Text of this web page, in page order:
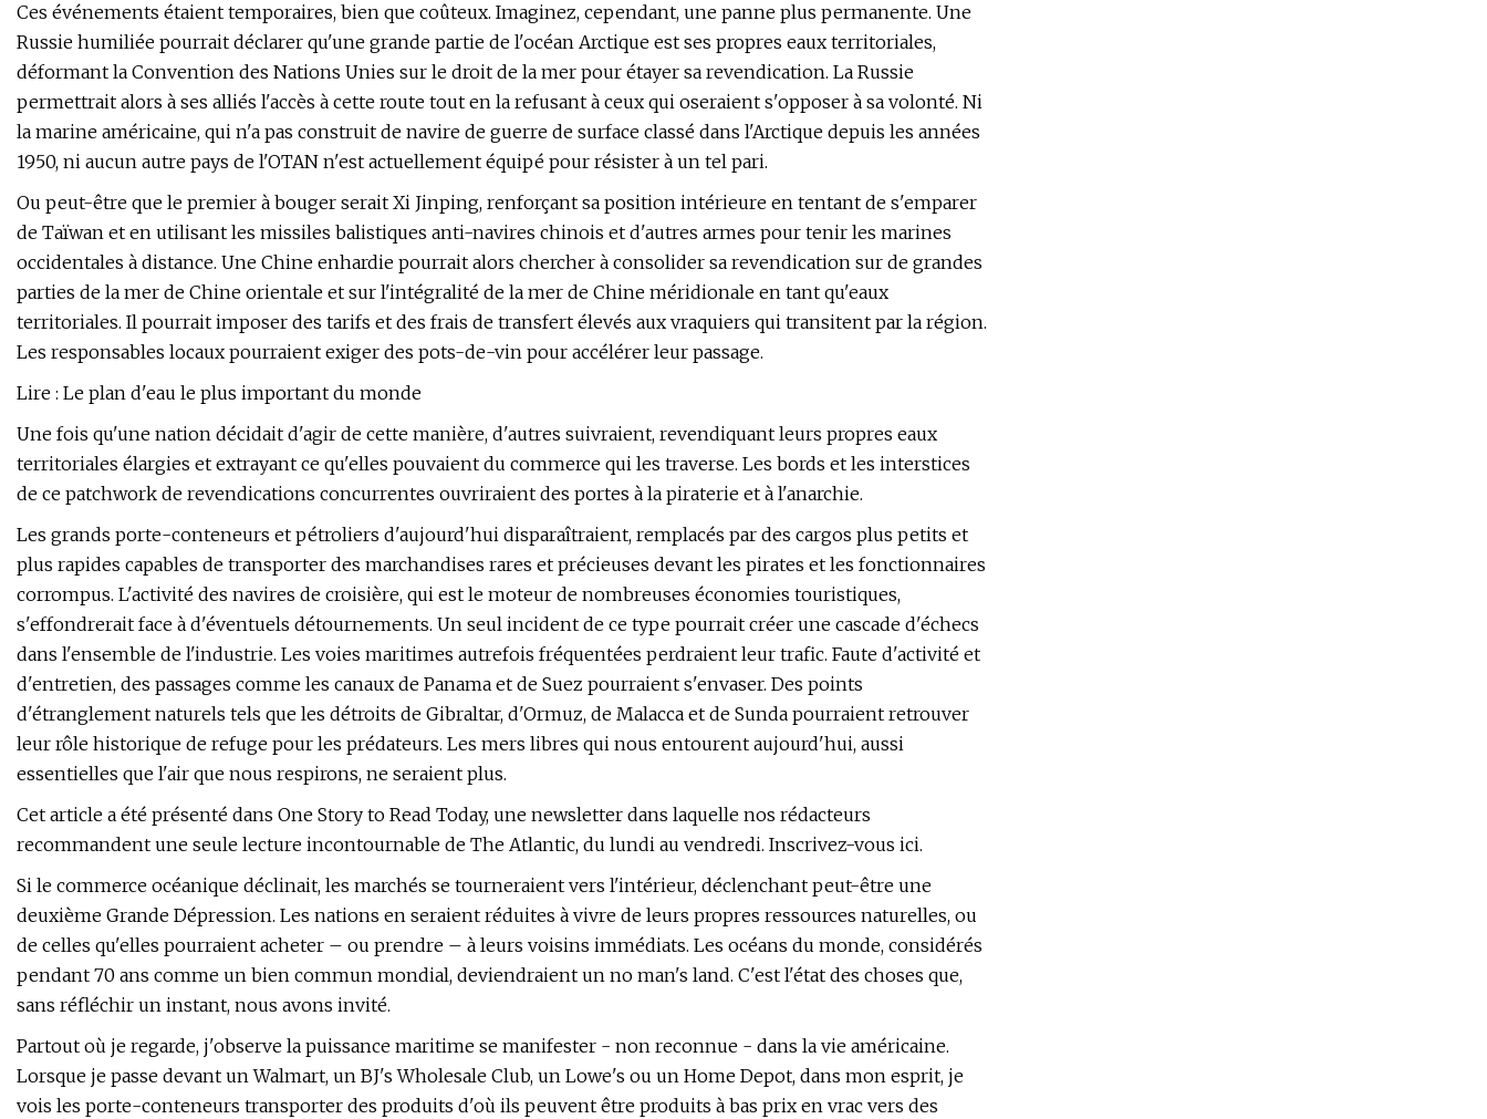
Ces événements étaient temporaires, bien que coûteux. Imaginez, cependant, une panne plus permanente. Une
Russie humiliée pourrait déclarer qu'une grande partie de l'océan Arctique est ses propres eaux territoriales,
déformant la Convention des Nations Unies sur le droit de la mer pour étayer sa revendication. La Russie
permettrait alors à ses alliés l'accès à cette route tout en la refusant à ceux qui oseraient s'opposer à sa volonté. Ni
la marine américaine, qui n'a pas construit de navire de guerre de surface classé dans l'Arctique depuis les années
1950, ni aucun autre pays de l'OTAN n'est actuellement équipé pour résister à un tel pari.
Ou peut-être que le premier à bouger serait Xi Jinping, renforçant sa position intérieure en tentant de s'emparer
de Taïwan et en utilisant les missiles balistiques anti-navires chinois et d'autres armes pour tenir les marines
occidentales à distance. Une Chine enhardie pourrait alors chercher à consolider sa revendication sur de grandes
parties de la mer de Chine orientale et sur l'intégralité de la mer de Chine méridionale en tant qu'eaux
territoriales. Il pourrait imposer des tarifs et des frais de transfert élevés aux vraquiers qui transitent par la région.
Les responsables locaux pourraient exiger des pots-de-vin pour accélérer leur passage.
Lire : Le plan d'eau le plus important du monde
Une fois qu'une nation décidait d'agir de cette manière, d'autres suivraient, revendiquant leurs propres eaux
territoriales élargies et extrayant ce qu'elles pouvaient du commerce qui les traverse. Les bords et les interstices
de ce patchwork de revendications concurrentes ouvriraient des portes à la piraterie et à l'anarchie.
Les grands porte-conteneurs et pétroliers d'aujourd'hui disparaîtraient, remplacés par des cargos plus petits et
plus rapides capables de transporter des marchandises rares et précieuses devant les pirates et les fonctionnaires
corrompus. L'activité des navires de croisière, qui est le moteur de nombreuses économies touristiques,
s'effondrerait face à d'éventuels détournements. Un seul incident de ce type pourrait créer une cascade d'échecs
dans l'ensemble de l'industrie. Les voies maritimes autrefois fréquentées perdraient leur trafic. Faute d'activité et
d'entretien, des passages comme les canaux de Panama et de Suez pourraient s'envaser. Des points
d'étranglement naturels tels que les détroits de Gibraltar, d'Ormuz, de Malacca et de Sunda pourraient retrouver
leur rôle historique de refuge pour les prédateurs. Les mers libres qui nous entourent aujourd'hui, aussi
essentielles que l'air que nous respirons, ne seraient plus.
Cet article a été présenté dans One Story to Read Today, une newsletter dans laquelle nos rédacteurs
recommandent une seule lecture incontournable de The Atlantic, du lundi au vendredi. Inscrivez-vous ici.
Si le commerce océanique déclinait, les marchés se tourneraient vers l'intérieur, déclenchant peut-être une
deuxième Grande Dépression. Les nations en seraient réduites à vivre de leurs propres ressources naturelles, ou
de celles qu'elles pourraient acheter – ou prendre – à leurs voisins immédiats. Les océans du monde, considérés
pendant 70 ans comme un bien commun mondial, deviendraient un no man's land. C'est l'état des choses que,
sans réfléchir un instant, nous avons invité.
Partout où je regarde, j'observe la puissance maritime se manifester - non reconnue - dans la vie américaine.
Lorsque je passe devant un Walmart, un BJ's Wholesale Club, un Lowe's ou un Home Depot, dans mon esprit, je
vois les porte-conteneurs transporter des produits d'où ils peuvent être produits à bas prix en vrac vers des